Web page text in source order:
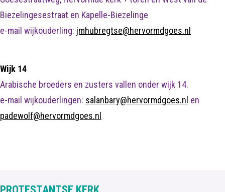
Biezelingesestraat en Kapelle-Biezelinge
e-mail wijkouderling: jmhubregtse@hervormdgoes.nl
Wijk 14
Arabische broeders en zusters vallen onder wijk 14.
e-mail wijkouderlingen: salanbary@hervormdgoes.nl en
padewolf@hervormdgoes.nl